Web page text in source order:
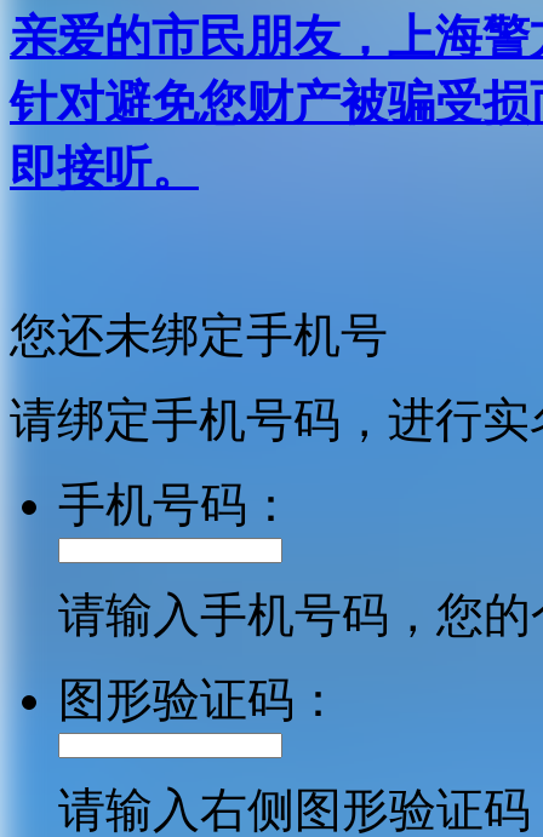
亲爱的市民朋友，上海
针对避免您财产被骗受
即接听。
您还未绑定手机号
请绑定手机号码，进行
手机号码：
请输入手机号码，您
图形验证码：
请输入右侧图形验证码